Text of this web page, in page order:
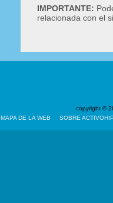
IMPORTANTE:
relacionada con el
copyright ©
MAPA DE LA WEB SOBRE